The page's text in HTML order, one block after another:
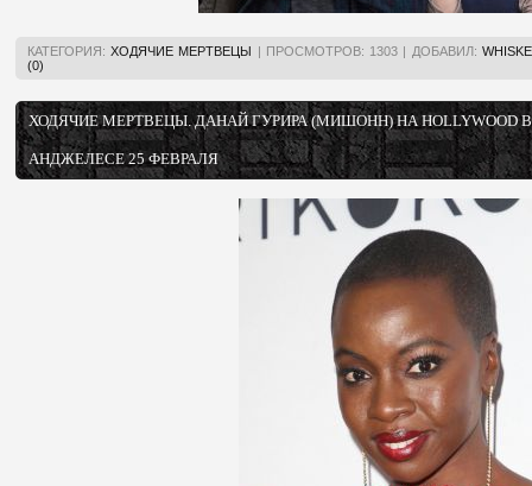
КАТЕГОРИЯ: ХОДЯЧИЕ МЕРТВЕЦЫ | ПРОСМОТРОВ: 1303 | ДОБАВИЛ:
(0)
ХОДЯЧИЕ МЕРТВЕЦЫ. ДАНАЙ ГУРИРА (МИШОНН) НА HOLLYWOOD
АНДЖЕЛЕСЕ 25 ФЕВРАЛЯ